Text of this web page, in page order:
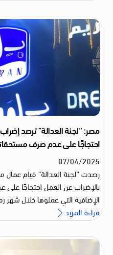
مصر: “لجنة العدالة” ترصد
احتجاجًا على عدم صرف
07/04/2025
رصدت “لجنة العدالة” قيام عمال
بالإضراب عن العمل احتجاجًا
الإضافية التي عملوها خلال شهر
قراءة المزيد